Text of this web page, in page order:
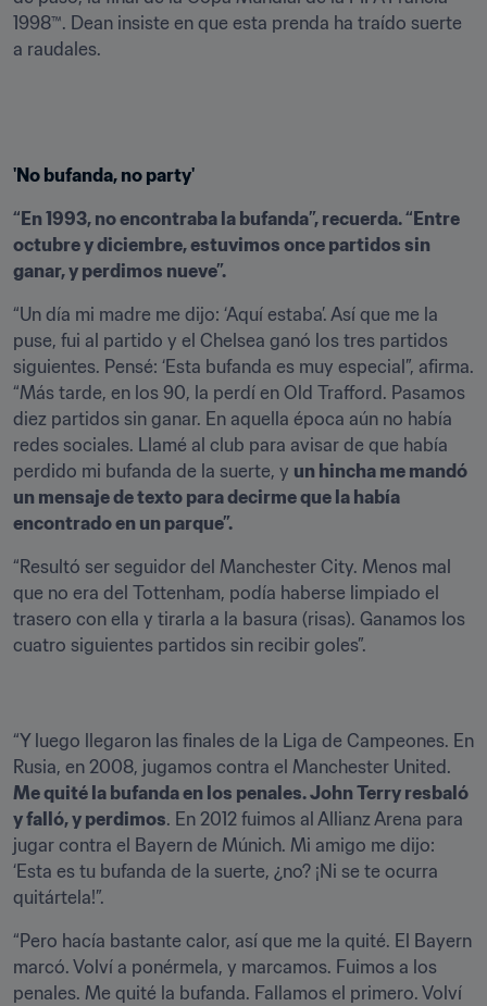
1998™. Dean insiste en que esta prenda ha traído suerte
a raudales.
'No bufanda, no party'
“En 1993, no encontraba la bufanda”, recuerda. “Entre
octubre y diciembre, estuvimos once partidos sin
ganar, y perdimos nueve”.
“Un día mi madre me dijo: ‘Aquí estaba’. Así que me la
puse, fui al partido y el Chelsea ganó los tres partidos
siguientes. Pensé: ‘Esta bufanda es muy especial”, afirma.
“Más tarde, en los 90, la perdí en Old Trafford. Pasamos
diez partidos sin ganar. En aquella época aún no había
redes sociales. Llamé al club para avisar de que había
perdido mi bufanda de la suerte, y un hincha me mandó
un mensaje de texto para decirme que la había
encontrado en un parque”.
“Resultó ser seguidor del Manchester City. Menos mal
que no era del Tottenham, podía haberse limpiado el
trasero con ella y tirarla a la basura (risas). Ganamos los
cuatro siguientes partidos sin recibir goles”.
“Y luego llegaron las finales de la Liga de Campeones. En
Me quité la bufanda en los penales. John Terry resbaló
y falló, y perdimos. En 2012 fuimos al Allianz Arena para
jugar contra el Bayern de Múnich. Mi amigo me dijo:
‘Esta es tu bufanda de la suerte, ¿no? ¡Ni se te ocurra
quitártela!”.
“Pero hacía bastante calor, así que me la quité. El Bayern
marcó. Volví a ponérmela, y marcamos. Fuimos a los
penales. Me quité la bufanda. Fallamos el primero. Volví